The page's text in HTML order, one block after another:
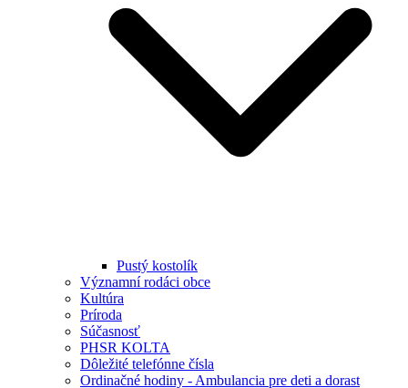
Pustý kostolík
Významní rodáci obce
Kultúra
Príroda
Súčasnosť
PHSR KOLTA
Dôležité telefónne čísla
Ordinačné hodiny - Ambulancia pre deti a dorast